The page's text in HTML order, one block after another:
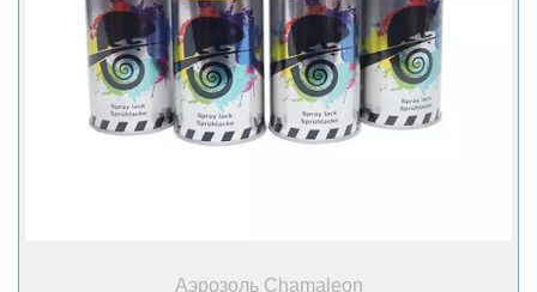
+ Купить
Аэрозоль Chamaleon